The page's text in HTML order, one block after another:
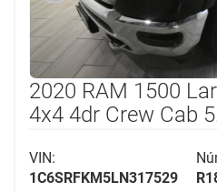
2020 RAM 1500
4x4 4dr Crew Cab
VIN:
1C6SRFKM5LN317529